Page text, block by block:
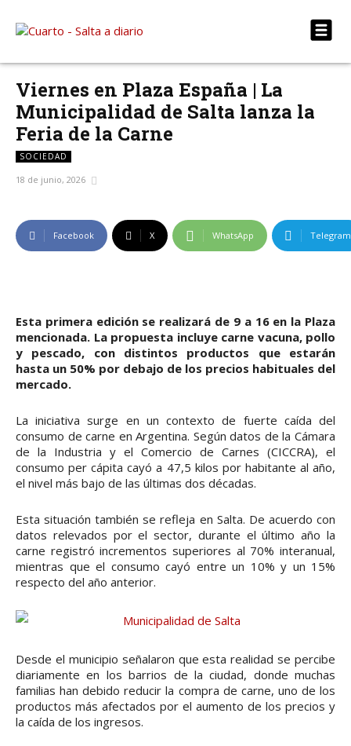
Viernes en Plaza España | La
Municipalidad de Salta lanza la
Feria de la Carne
SOCIEDAD
18 de junio, 2026
Facebook X WhatsApp Telegram
Esta primera edición se realizará de 9 a 16 en la Plaza
mencionada. La propuesta incluye carne vacuna, pollo
y pescado, con distintos productos que estarán
hasta un 50% por debajo de los precios habituales del
mercado.
La iniciativa surge en un contexto de fuerte caída del
consumo de carne en Argentina. Según datos de la Cámara
de la Industria y el Comercio de Carnes (CICCRA), el
consumo per cápita cayó a 47,5 kilos por habitante al año,
el nivel más bajo de las últimas dos décadas.
Esta situación también se refleja en Salta. De acuerdo con
datos relevados por el sector, durante el último año la
carne registró incrementos superiores al 70% interanual,
mientras que el consumo cayó entre un 10% y un 15%
respecto del año anterior.
Desde el municipio señalaron que esta realidad se percibe
diariamente en los barrios de la ciudad, donde muchas
familias han debido reducir la compra de carne, uno de los
productos más afectados por el aumento de los precios y
la caída de los ingresos.